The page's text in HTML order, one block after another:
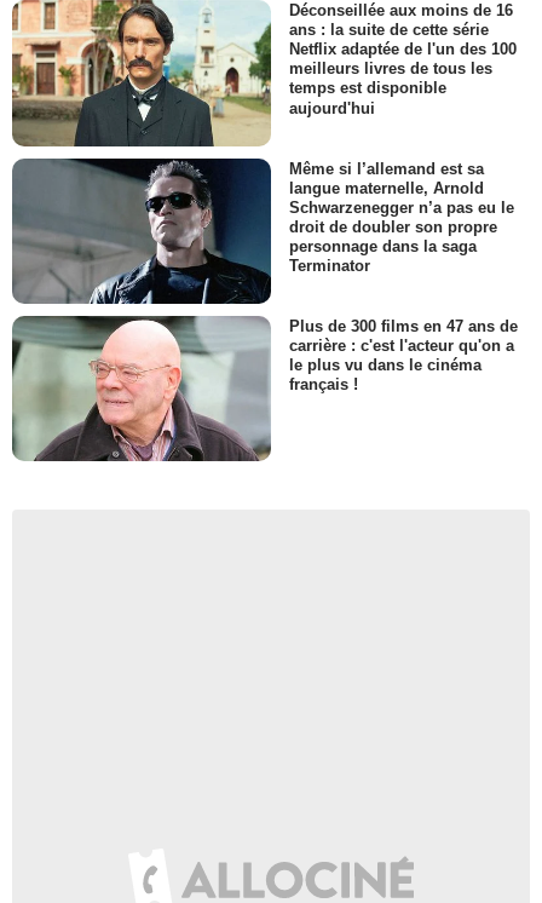
Déconseillée aux moins de 16
ans : la suite de cette série
Netflix adaptée de l'un des 100
meilleurs livres de tous les
temps est disponible
aujourd'hui
Même si l’allemand est sa
langue maternelle, Arnold
Schwarzenegger n’a pas eu le
droit de doubler son propre
personnage dans la saga
Terminator
Plus de 300 films en 47 ans de
carrière : c'est l'acteur qu'on a
le plus vu dans le cinéma
français !